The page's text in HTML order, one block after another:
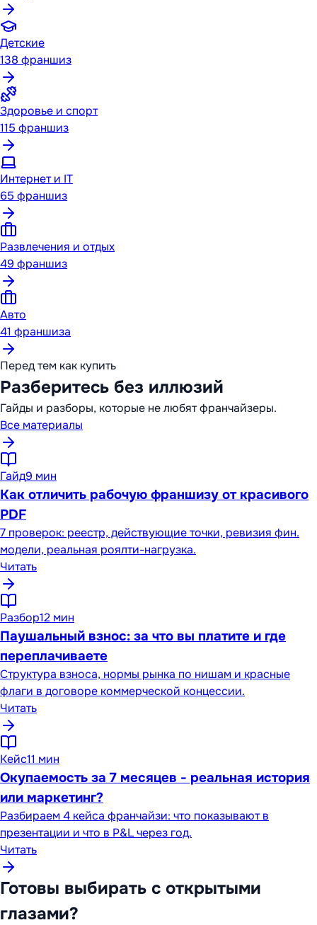
Детские
138 франшиз
Здоровье и спорт
115 франшиз
Интернет и IT
65 франшиз
Развлечения и отдых
49 франшиз
Авто
41 франшиза
Перед тем как купить
Разберитесь без иллюзий
Гайды и разборы, которые не любят франчайзеры.
Все материалы
Гайд9 мин
Как отличить рабочую франшизу от красивого
PDF
7 проверок: реестр, действующие точки, ревизия фин.
модели, реальная роялти-нагрузка.
Читать
Разбор12 мин
Паушальный взнос: за что вы платите и где
переплачиваете
Структура взноса, нормы рынка по нишам и красные
флаги в договоре коммерческой концессии.
Читать
Кейс11 мин
Окупаемость за 7 месяцев - реальная история
или маркетинг?
Разбираем 4 кейса франчайзи: что показывают в
презентации и что в P&L через год.
Читать
Готовы выбирать с открытыми
глазами?